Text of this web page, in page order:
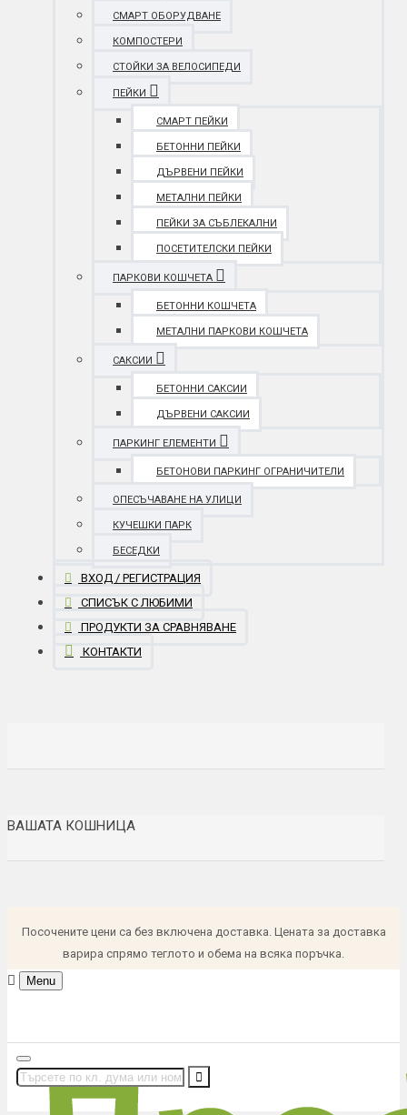
СМАРТ ОБОРУДВАНЕ
КОМПОСТЕРИ
СТОЙКИ ЗА ВЕЛОСИПЕДИ
ПЕЙКИ
СМАРТ ПЕЙКИ
БЕТОННИ ПЕЙКИ
ДЪРВЕНИ ПЕЙКИ
МЕТАЛНИ ПЕЙКИ
ПЕЙКИ ЗА СЪБЛЕКАЛНИ
ПОСЕТИТЕЛСКИ ПЕЙКИ
ПАРКОВИ КОШЧЕТА
БЕТОННИ КОШЧЕТА
МЕТАЛНИ ПАРКОВИ КОШЧЕТА
САКСИИ
БЕТОННИ САКСИИ
ДЪРВЕНИ САКСИИ
ПАРКИНГ ЕЛЕМЕНТИ
БЕТОНОВИ ПАРКИНГ ОГРАНИЧИТЕЛИ
ОПЕСЪЧАВАНЕ НА УЛИЦИ
КУЧЕШКИ ПАРК
БЕСЕДКИ
ВХОД / РЕГИСТРАЦИЯ
СПИСЪК С ЛЮБИМИ
ПРОДУКТИ ЗА СРАВНЯВАНЕ
КОНТАКТИ
ВАШАТА КОШНИЦА
Посочените цени са без включена доставка. Цената за доставка
варира спрямо теглото и обема на всяка поръчка.
Menu